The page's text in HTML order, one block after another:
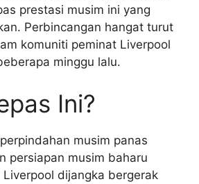
prestasi musim ini yang
Perbincangan hangat turut
komuniti peminat Liverpool
minggu lalu.
Ini?
musim panas
persiapan musim baharu
Liverpool dijangka bergerak